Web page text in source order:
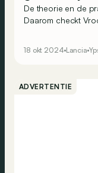
De theorie en de
Daarom checkt
routes op
18 okt 2024 Lancia
ADVERTENTIE